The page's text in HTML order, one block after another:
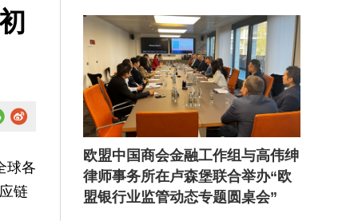
球各
链
欧盟中国商会金融工作组与高伟绅
律师事务所在卢森堡联合举办“欧
盟银行业监管动态专题圆桌会”